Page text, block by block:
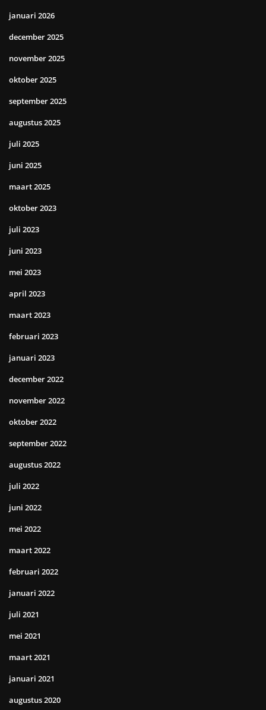
januari 2026
december 2025
november 2025
oktober 2025
september 2025
augustus 2025
juli 2025
juni 2025
maart 2025
oktober 2023
juli 2023
juni 2023
mei 2023
april 2023
maart 2023
februari 2023
januari 2023
december 2022
november 2022
oktober 2022
september 2022
augustus 2022
juli 2022
juni 2022
mei 2022
maart 2022
februari 2022
januari 2022
juli 2021
mei 2021
maart 2021
januari 2021
augustus 2020